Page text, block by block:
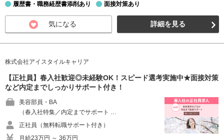
履歴書・職務経歴書添削あり 面接対策あり
気になる 詳細を見る
株式会社アイスタイルキャリア
【正社員】春入社歓迎◎未経験OK！スピード選考実施中★面接対策
など内定までしっかりサポート付き！
美容部員・BA
（春入社特集／内定までサポート …
正社員（無料転職サポート付き）
月給23万円 ～ 36万円